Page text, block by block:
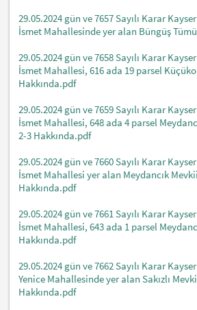
29.05.2024 gün ve 7657 Sayılı Karar
İsmet Mahallesinde yer alan Büngüş
29.05.2024 gün ve 7658 Sayılı Karar
İsmet Mahallesi, 616 ada 19 parsel
Hakkında.pdf
29.05.2024 gün ve 7659 Sayılı Karar
İsmet Mahallesi, 648 ada 4 parsel
2-3 Hakkında.pdf
29.05.2024 gün ve 7660 Sayılı Karar
İsmet Mahallesi yer alan Meydancık
Hakkında.pdf
29.05.2024 gün ve 7661 Sayılı Karar
İsmet Mahallesi, 643 ada 1 parsel
Hakkında.pdf
29.05.2024 gün ve 7662 Sayılı Karar
Yenice Mahallesinde yer alan Sakızlı
Hakkında.pdf